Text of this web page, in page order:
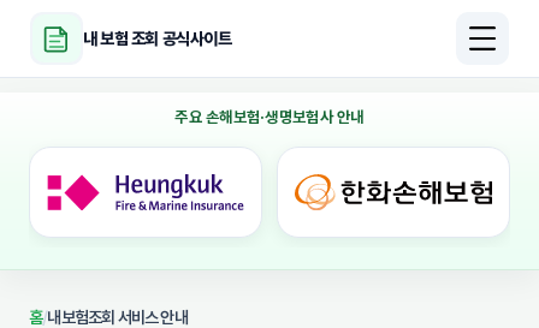
내 보험 조회 공식사이트
주요 손해보험·생명보험사 안내
홈/내보험조회 서비스 안내